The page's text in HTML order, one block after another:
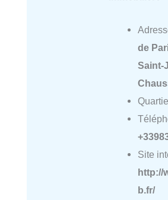
de
Saint-
Site
http://
b.fr/